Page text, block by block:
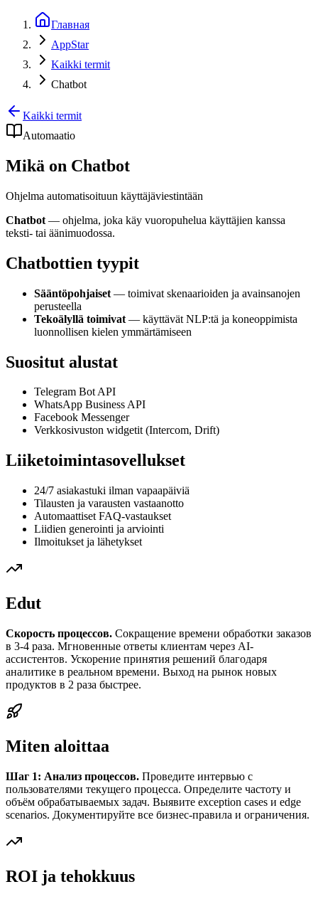
Главная
AppStar
Kaikki termit
Chatbot
Kaikki termit
Automaatio
Mikä on Chatbot
Ohjelma automatisoituun käyttäjäviestintään
Chatbot — ohjelma, joka käy vuoropuhelua käyttäjien kanssa
teksti- tai äänimuodossa.
Chatbottien tyypit
Sääntöpohjaiset — toimivat skenaarioiden ja avainsanojen
perusteella
Tekoälyllä toimivat — käyttävät NLP:tä ja koneoppimista
luonnollisen kielen ymmärtämiseen
Suositut alustat
Telegram Bot API
WhatsApp Business API
Facebook Messenger
Verkkosivuston widgetit (Intercom, Drift)
Liiketoimintasovellukset
24/7 asiakastuki ilman vapaapäiviä
Tilausten ja varausten vastaanotto
Automaattiset FAQ-vastaukset
Liidien generointi ja arviointi
Ilmoitukset ja lähetykset
Edut
Скорость процессов. Сокращение времени обработки заказов
в 3-4 раза. Мгновенные ответы клиентам через AI-
ассистентов. Ускорение принятия решений благодаря
аналитике в реальном времени. Выход на рынок новых
продуктов в 2 раза быстрее.
Miten aloittaa
Шаг 1: Анализ процессов. Проведите интервью с
пользователями текущего процесса. Определите частоту и
объём обрабатываемых задач. Выявите exception cases и edge
scenarios. Документируйте все бизнес-правила и ограничения.
ROI ja tehokkuus